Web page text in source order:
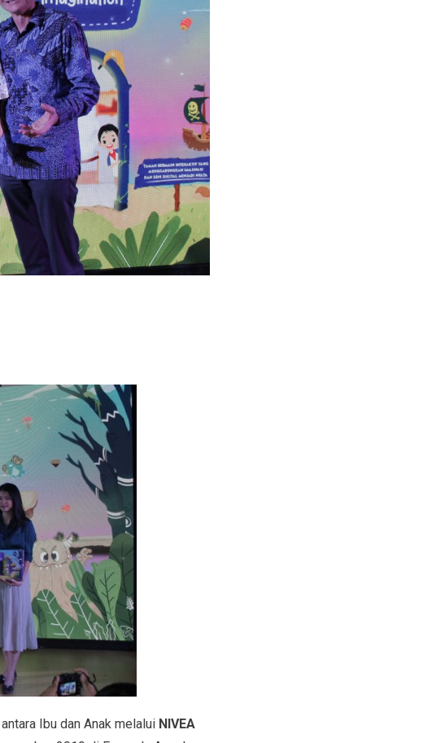
Ibu dan Anak melalui NIVEA